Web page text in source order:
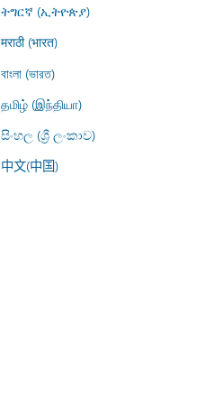
ትግርኛ (ኢትዮጵያ)
मराठी (भारत)
বাংলা (ভারত)
தமிழ் (இந்தியா)
සිංහල (ශ්‍රී ලංකාව)
中文(中国)